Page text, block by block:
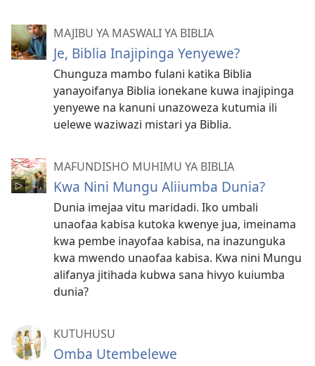
MAJIBU YA MASWALI YA BIBLIA
Je, Biblia Inajipinga Yenyewe?
Chunguza mambo fulani katika Biblia
yanayoifanya Biblia ionekane kuwa inajipinga
yenyewe na kanuni unazoweza kutumia ili
uelewe waziwazi mistari ya Biblia.
MAFUNDISHO MUHIMU YA BIBLIA
Kwa Nini Mungu Aliiumba Dunia?
Dunia imejaa vitu maridadi. Iko umbali
unaofaa kabisa kutoka kwenye jua, imeinama
kwa pembe inayofaa kabisa, na inazunguka
kwa mwendo unaofaa kabisa. Kwa nini Mungu
alifanya jitihada kubwa sana hivyo kuiumba
dunia?
KUTUHUSU
Omba Utembelewe